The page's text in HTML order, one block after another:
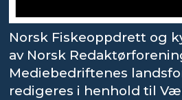
Norsk Fiskeoppdrett og
av Norsk
Mediebedriftenes
redigeres i henhold til